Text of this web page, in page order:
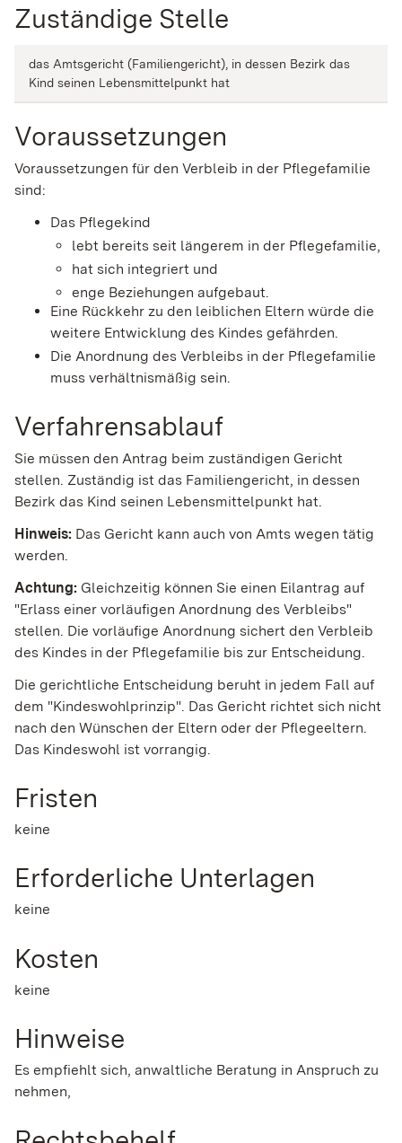
Zuständige Stelle
das Amtsgericht (Familiengericht), in dessen Bezirk das
Kind seinen Lebensmittelpunkt hat
Voraussetzungen
Voraussetzungen für den Verbleib in der Pflegefamilie
sind:
Das Pflegekind
lebt bereits seit längerem in der Pflegefamilie,
hat sich integriert und
enge Beziehungen aufgebaut.
Eine Rückkehr zu den leiblichen Eltern würde die
weitere Entwicklung des Kindes gefährden.
Die Anordnung des Verbleibs in der Pflegefamilie
muss verhältnismäßig sein.
Verfahrensablauf
Sie müssen den Antrag beim zuständigen Gericht
stellen. Zuständig ist das Familiengericht, in dessen
Bezirk das Kind seinen Lebensmittelpunkt hat.
Hinweis: Das Gericht kann auch von Amts wegen tätig
werden.
Achtung: Gleichzeitig können Sie einen Eilantrag auf
"Erlass einer vorläufigen Anordnung des Verbleibs"
stellen. Die vorläufige Anordnung sichert den Verbleib
des Kindes in der Pflegefamilie bis zur Entscheidung.
Die gerichtliche Entscheidung beruht in jedem Fall auf
dem "Kindeswohlprinzip". Das Gericht richtet sich nicht
nach den Wünschen der Eltern oder der Pflegeeltern.
Das Kindeswohl ist vorrangig.
Fristen
keine
Erforderliche Unterlagen
keine
Kosten
keine
Hinweise
Es empfiehlt sich, anwaltliche Beratung in Anspruch zu
nehmen,